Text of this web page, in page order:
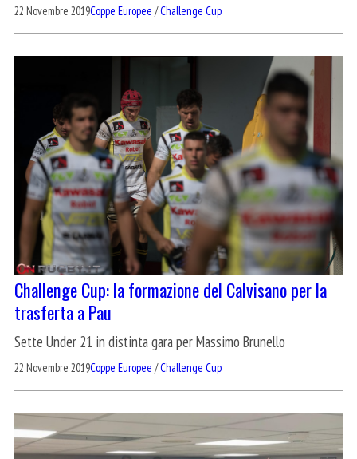
22 Novembre 2019Coppe Europee /Challenge Cup
Challenge Cup: la formazione del Calvisano per la
trasferta a Pau
Sette Under 21 in distinta gara per Massimo Brunello
22 Novembre 2019Coppe Europee /Challenge Cup